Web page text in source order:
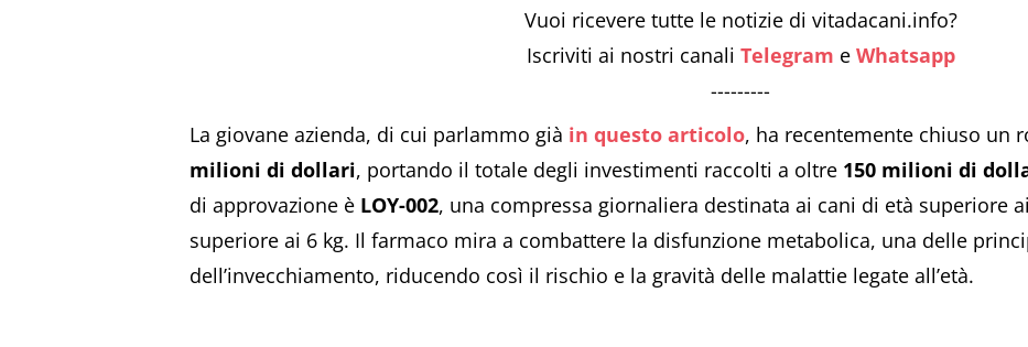
Vuoi ricevere tutte le notizie di vitadacani.info?
Iscriviti ai nostri canali Telegram e Whatsapp
---------
La giovane azienda, di cui parlammo già in questo articolo, ha recentemente chiuso un
milioni di dollari, portando il totale degli investimenti raccolti a oltre 150 milioni di
di approvazione è LOY-002, una compressa giornaliera destinata ai cani di età superiore
superiore ai 6 kg. Il farmaco mira a combattere la disfunzione metabolica, una delle
dell’invecchiamento, riducendo così il rischio e la gravità delle malattie legate all’età.